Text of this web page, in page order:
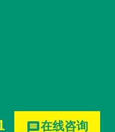
message在线咨询